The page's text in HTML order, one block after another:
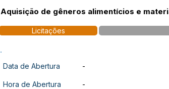
Aquisição de gêneros alimentícios e
Licitações
Data de Abertura -
Hora de Abertura -